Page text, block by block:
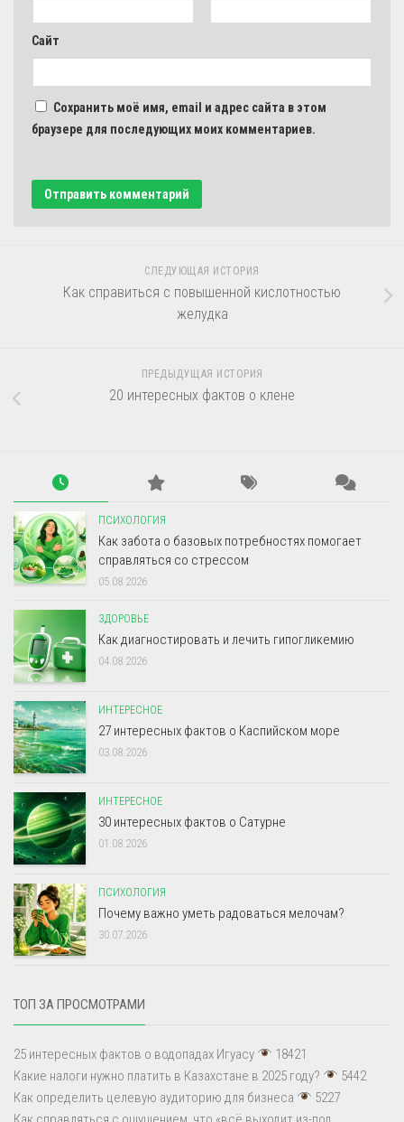
Сайт
Сохранить моё имя, email и адрес сайта в этом
браузере для последующих моих комментариев.
СЛЕДУЮЩАЯ ИСТОРИЯ
Как справиться с повышенной кислотностью
желудка
ПРЕДЫДУЩАЯ ИСТОРИЯ
20 интересных фактов о клене
ПСИХОЛОГИЯ
Как забота о базовых потребностях помогает
справляться со стрессом
05.08.2026
ЗДОРОВЬЕ
Как диагностировать и лечить гипогликемию
04.08.2026
ИНТЕРЕСНОЕ
27 интересных фактов о Каспийском море
03.08.2026
ИНТЕРЕСНОЕ
30 интересных фактов о Сатурне
01.08.2026
ПСИХОЛОГИЯ
Почему важно уметь радоваться мелочам?
30.07.2026
ТОП ЗА ПРОСМОТРАМИ
25 интересных фактов о водопадах Игуасу
18421
Какие налоги нужно платить в Казахстане в 2025 году?
5442
Как определить целевую аудиторию для бизнеса
5227